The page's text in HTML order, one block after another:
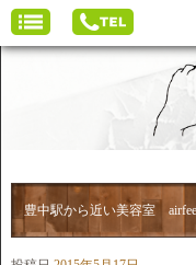
豊中駅から近い美容室